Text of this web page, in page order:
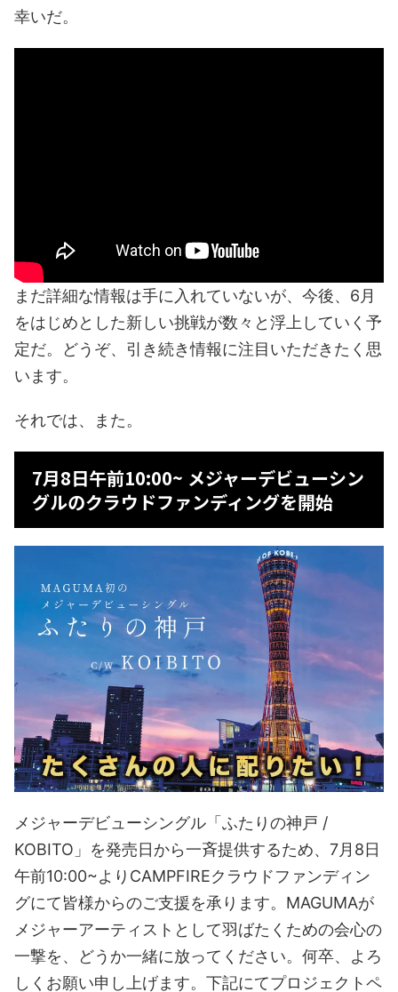
幸いだ。
まだ詳細な情報は手に入れていないが、今後、6月
をはじめとした新しい挑戦が数々と浮上していく予
定だ。どうぞ、引き続き情報に注目いただきたく思
います。
それでは、また。
7月8日午前10:00~ メジャーデビューシン
グルのクラウドファンディングを開始
メジャーデビューシングル「ふたりの神戸 /
KOBITO」を発売日から一斉提供するため、7月8日
午前10:00~よりCAMPFIREクラウドファンディン
グにて皆様からのご支援を承ります。MAGUMAが
メジャーアーティストとして羽ばたくための会心の
一撃を、どうか一緒に放ってください。何卒、よろ
しくお願い申し上げます。下記にてプロジェクトペ